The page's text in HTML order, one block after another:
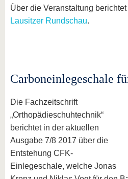
Über die Veranstaltung berichtet
Lausitzer Rundschau.
Carboneinlegeschale
Die Fachzeitschrift
„Orthopädieschuhtechnik“
berichtet in der aktuellen
Ausgabe 7/8 2017 über die
Entstehung CFK-
Einlegeschale, welche Jonas